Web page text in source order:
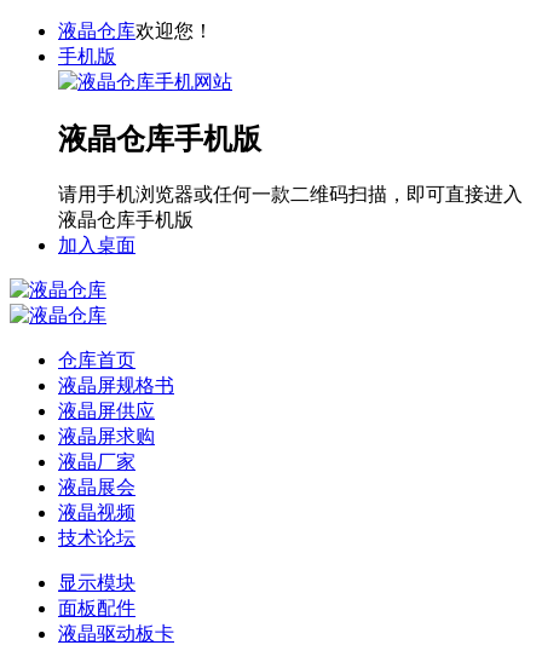
液晶仓库欢迎您！
手机版
液晶仓库手机版
请用手机浏览器或任何一款二维码扫描，即可直接进入
液晶仓库手机版
加入桌面
仓库首页
液晶屏规格书
液晶屏供应
液晶屏求购
液晶厂家
液晶展会
液晶视频
技术论坛
显示模块
面板配件
液晶驱动板卡